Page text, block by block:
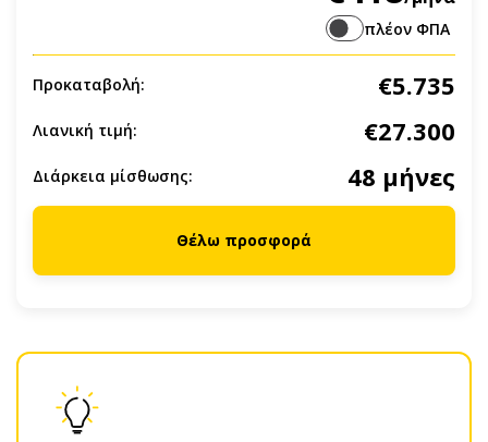
πλέον ΦΠΑ
Προκαταβολή: €5.735
Λιανική τιμή: €27.300
Διάρκεια μίσθωσης: 48 μήνες
Θέλω προσφορά